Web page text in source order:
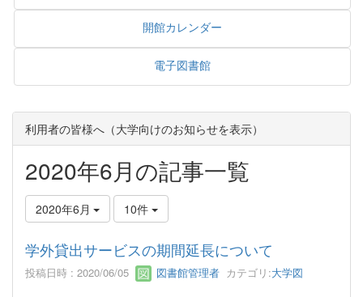
開館カレンダー
電子図書館
利用者の皆様へ（大学向けのお知らせを表示）
2020年6月の記事一覧
2020年6月 10件
学外貸出サービスの期間延長について
投稿日時 : 2020/06/05 図書館管理者 カテゴリ:大学図